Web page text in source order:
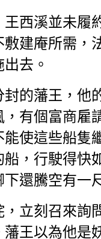
王西溪並未履
敷建庵所需，
去。
封的藩王，他
，有個富商雇
使這些船隻
，行駛得快
還騰空有一
，立刻召來詢
王以為他是